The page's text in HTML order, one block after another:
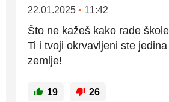
22.01.2025 • 11:42
Što ne kažeš kako rade
Ti i tvoji okrvavljeni ste
zemlje!
19 26